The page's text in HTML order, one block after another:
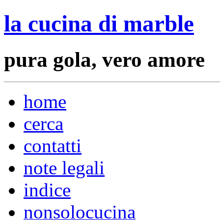
la cucina di marble
pura gola, vero amore
home
cerca
contatti
note legali
indice
nonsolocucina